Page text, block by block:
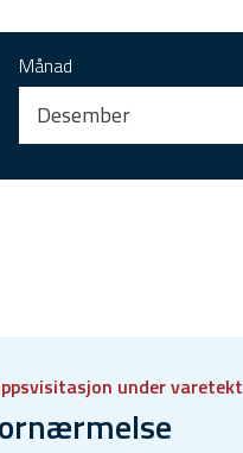
Månad
Desember
under varetekt